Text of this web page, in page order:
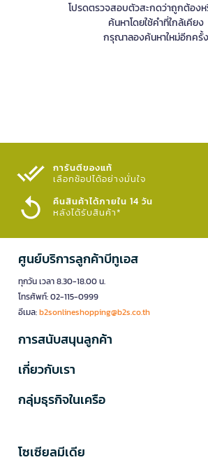
โปรดตรวจสอบตัวสะกดว่าถูกต้องห
ค้นหาโดยใช้คำที่ใกล้เคียง
กรุณาลองค้นหาใหม่อีกครั้ง
การันตีของแท้
เลือกช้อปได้อย่างมั่นใจ​
คืนสินค้าได้ภายใน 14 วัน
หลังได้รับสินค้า*
ศูนย์บริการลูกค้าบีทูเอส
ทุกวัน เวลา 8.30-18.00 น.
โทรศัพท์: 02-115-0999
อีเมล:b2sonlineshopping@b2s.co.th
การสนับสนุนลูกค้า
เกี่ยวกับเรา
กลุ่มธุรกิจในเครือ
โซเซียลมีเดีย​